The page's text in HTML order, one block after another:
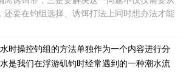
还要在钓组选择、诱饵打法上同时想办法才能
时操控钓组的方法单独作为一个内容进行分
是我们在浮游矶钓时经常遇到的一种潮水流